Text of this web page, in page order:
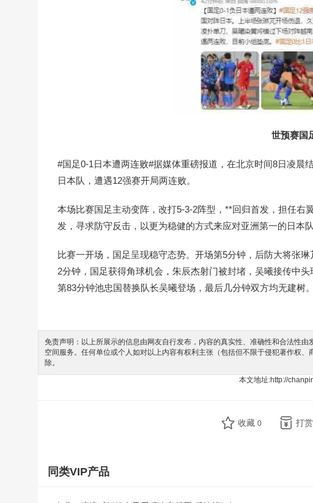
世预赛国
#国足0-1日本遭两连败#据媒体重磅报道，在北京时间8日凌晨
日本队，遭遇12强赛开局两连败。
本场比赛国足主动变阵，改打5-3-2阵型，**回归首发，担任
发，寻求防守反击，以更为稳健的方式来应对亚洲第一的日本
比赛一开场，国足呈现稳守态势。开场第5分钟，后防大将张
2分钟，国足获得角球机会，朱辰杰射门被封堵，吴曦接传中
第83分钟池忠国替换队长吴曦登场，最后几分钟双方均无建树
免责声明：以上所展示的信息由网友自行发布，内容的真实性、准确性和合法性
空间服务。任何单位或个人如对以上内容有权利主张（包括但不限于侵犯著作权
除。
本文地址:http://
收藏 0 打赏
同类VIP产品